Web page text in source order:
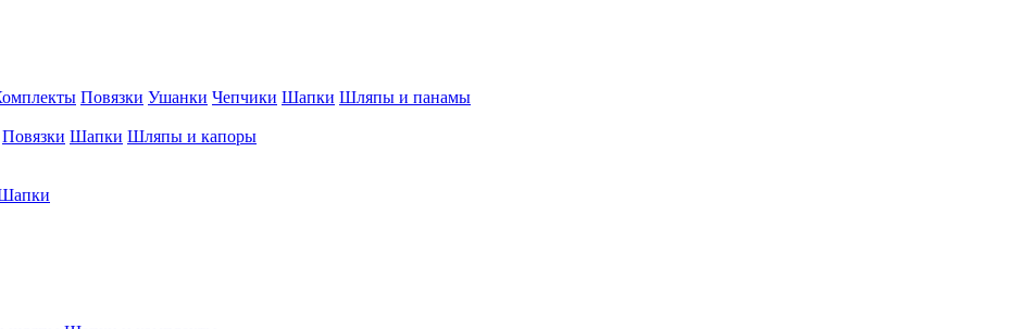
Повязки Ушанки Чепчики Шапки Шляпы и панамы
Повязки Шапки Шляпы и капоры